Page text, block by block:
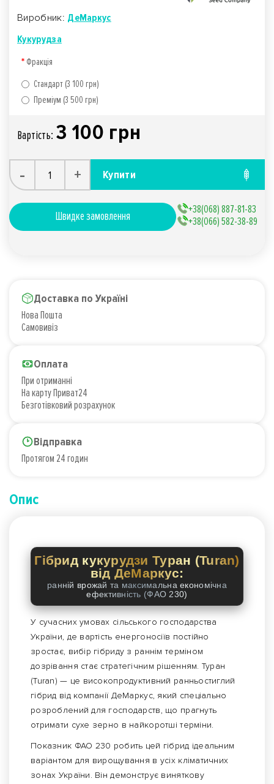
Виробник: ДеМаркус
Кукурудза
Фракція
Стандарт (3 100 грн)
Преміум (3 500 грн)
Вартiсть: 3 100 грн
- + Купити
Швидке замовлення
+38(068) 887-81-83
+38(066) 582-38-89
Доставка по Україні
Нова Пошта
Самовивіз
Оплата
При отриманні
На карту Приват24
Безготівковий розрахунок
Відправка
Протягом 24 годин
Опис
Гібрид кукурудзи Туран (Turan)
від ДеМаркус:
ранній врожай та максимальна економічна
ефективність (ФАО 230)
У сучасних умовах сільського господарства
України, де вартість енергоносіїв постійно
зростає, вибір гібриду з раннім терміном
дозрівання стає стратегічним рішенням. Туран
(Turan) — це високопродуктивний ранньостиглий
гібрид від компанії ДеМаркус, який спеціально
розроблений для господарств, що прагнуть
отримати сухе зерно в найкоротші терміни.
Показник ФАО 230 робить цей гібрид ідеальним
варіантом для вирощування в усіх кліматичних
зонах України. Він демонструє виняткову